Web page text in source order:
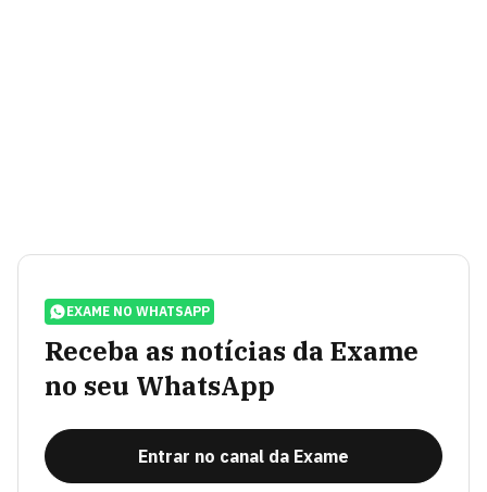
EXAME NO WHATSAPP
Receba as notícias da Exame
no seu WhatsApp
Entrar no canal da Exame